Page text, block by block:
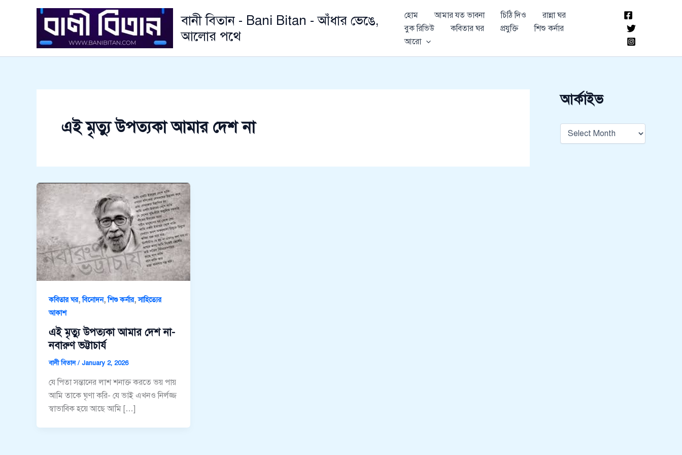
বানী বিতান - Bani Bitan - আঁধার ভেঙে,
আলোর পথে
হোম আমার যত ভাবনা চিঠি দিও
রান্না ঘর
বুক রিভিউ
কবিতার ঘর প্রযুক্তি
শিশু কর্নার
আরো
এই মৃত্যু উপত্যকা আমার দেশ না
কবিতার ঘর,বিনোদন,শিশু কর্নার,সাহিত্যের
আকাশ
এই মৃত্যু উপত্যকা আমার দেশ না-
নবারুণ ভট্টাচার্য
বানী বিতান/January 2, 2026
যে পিতা সন্তানের লাশ শনাক্ত করতে ভয় পায়
আমি তাকে ঘৃণা করি- যে ভাই এখনও নির্লজ্জ
স্বাভাবিক হয়ে আছে আমি […]
আর্কাইভ
র্কা
ই